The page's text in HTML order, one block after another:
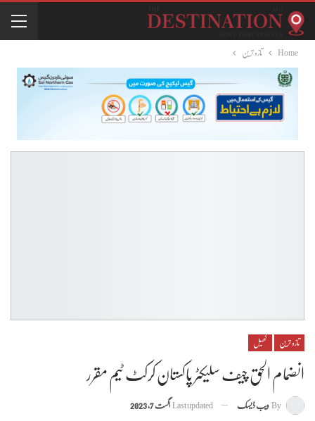
Home تازہ ترین
تازہ ترین کھیل
انضمام الحق چیف سلیکٹر پاکستان کرکٹ ٹیم مقرر
By ویب ڈیسک Last updated اگست 7, 2023